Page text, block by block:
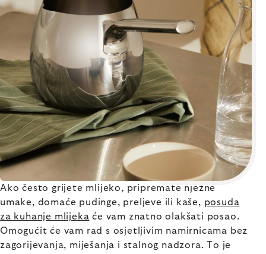
Ako često grijete mlijeko, pripremate nježne
umake, domaće pudinge, preljeve ili kaše, posuda
za kuhanje mlijeka će vam znatno olakšati posao.
Omogućit će vam rad s osjetljivim namirnicama bez
zagorijevanja, miješanja i stalnog nadzora. To je